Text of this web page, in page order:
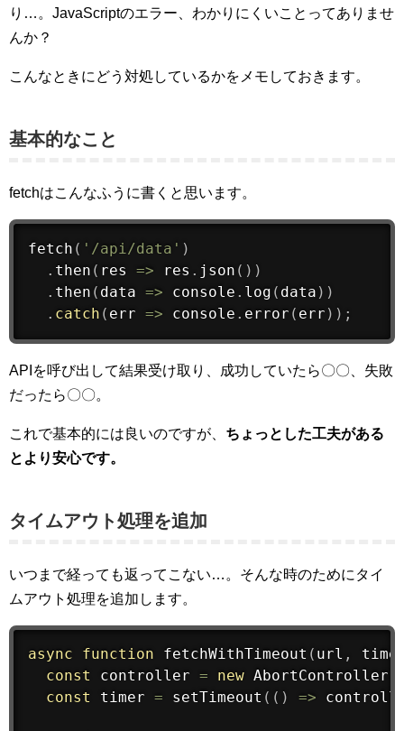
り…。JavaScriptのエラー、わかりにくいことってありませ
んか？
こんなときにどう対処しているかをメモしておきます。
基本的なこと
fetchはこんなふうに書くと思います。
fetch ( '/api/data' )
. then ( res => res . json ( ) )
. then ( data => console . log ( data ) )
. catch ( err => console . error ( err ) ) ;
APIを呼び出して結果受け取り、成功していたら〇〇、失敗
だったら〇〇。
これで基本的には良いのですが、 ちょっとした工夫がある
とより安心です。
タイムアウト処理を追加
いつまで経っても返ってこない…。そんな時のためにタイ
ムアウト処理を追加します。
async function fetchWithTimeout ( url ,
const controller = new AbortController
const timer = setTimeout ( ( ) =>